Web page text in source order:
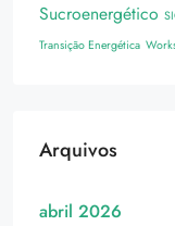
Sucroenergético
Transição Energética
Arquivos
abril 2026